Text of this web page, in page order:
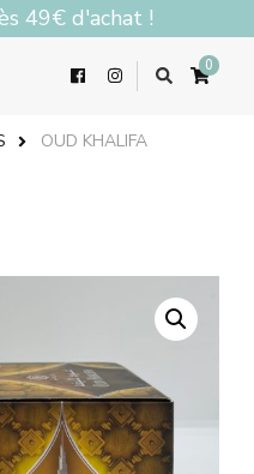
49€ d'achat !
0
OUD KHALIFA